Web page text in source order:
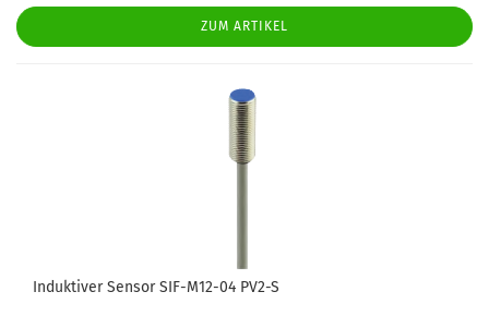
ZUM ARTIKEL
Induktiver Sensor SIF-M12-04 PV2-S